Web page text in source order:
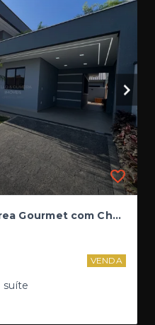
Casa Térrea | Piscina | Área Gourmet com Churrasqueira e Lavabo | 3 Dorms (1 Suíte) | Lot. Vale Verde
VENDA
suíte